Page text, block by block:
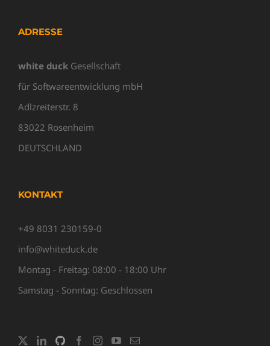
ADRESSE
white duck Gesellschaft
für Softwareentwicklung mbH
Adlzreiterstr. 8
83022 Rosenheim
DEUTSCHLAND
KONTAKT
+49 8031 230159-0
info@whiteduck.de
Montag - Freitag: 08:00 - 18:00 Uhr
Samstag - Sonntag: Geschlossen